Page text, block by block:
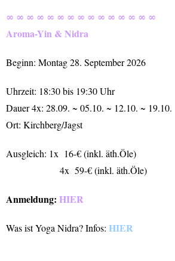
∞ ∞ ∞ ∞ ∞ ∞ ∞ ∞ ∞ ∞ ∞ ∞ ∞ ∞ ∞
Aroma-Yin & Nidra
Beginn: Montag 28. September 2026
Uhrzeit: 18:30 bis 19:30 Uhr
Dauer 4x: 28.09. ~ 05.10. ~ 12.10. ~ 19.10.
Ort: Kirchberg/Jagst
Ausgleich: 1x 16-€ (inkl. äth.Öle)
4x 59-€ (inkl. äth.Öle)
Anmeldung: HIER
Was ist Yoga Nidra? Infos: HIER